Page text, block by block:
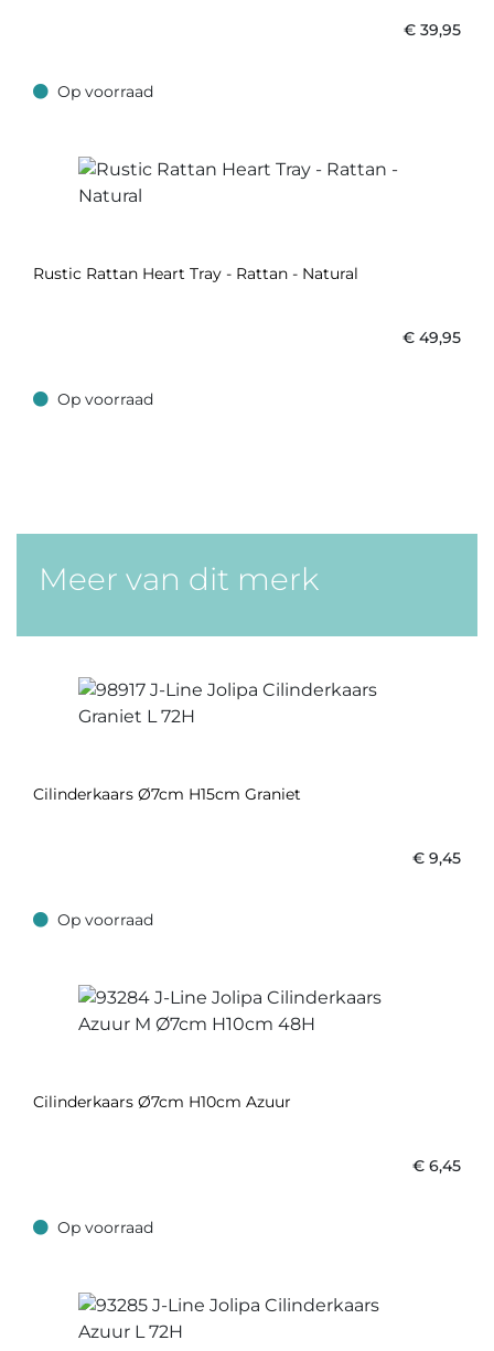
€ 39,95
Op voorraad
Op voorraad
Rustic Rattan Heart Tray - Rattan - Natural
€ 49,95
Op voorraad
Op voorraad
Meer van dit merk
Cilinderkaars Ø7cm H15cm Graniet
€ 9,45
Op voorraad
Op voorraad
Cilinderkaars Ø7cm H10cm Azuur
€ 6,45
Op voorraad
Op voorraad